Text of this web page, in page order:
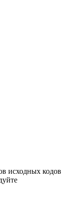
исходных кодов